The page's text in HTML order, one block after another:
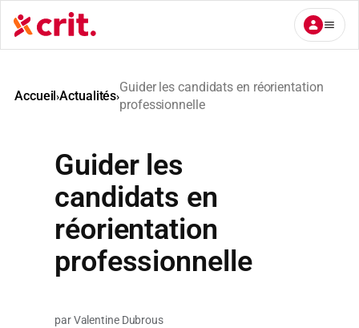
Aller
au
contenu
Accueil›Actualités›
Guider les candidats en réorientation
professionnelle
Guider les
candidats en
réorientation
professionnelle
Valentine Dubrous